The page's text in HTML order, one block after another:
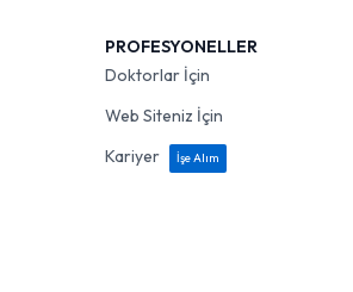
PROFESYONELLER
Doktorlar İçin
Web Siteniz İçin
Kariyer
İşe Alım